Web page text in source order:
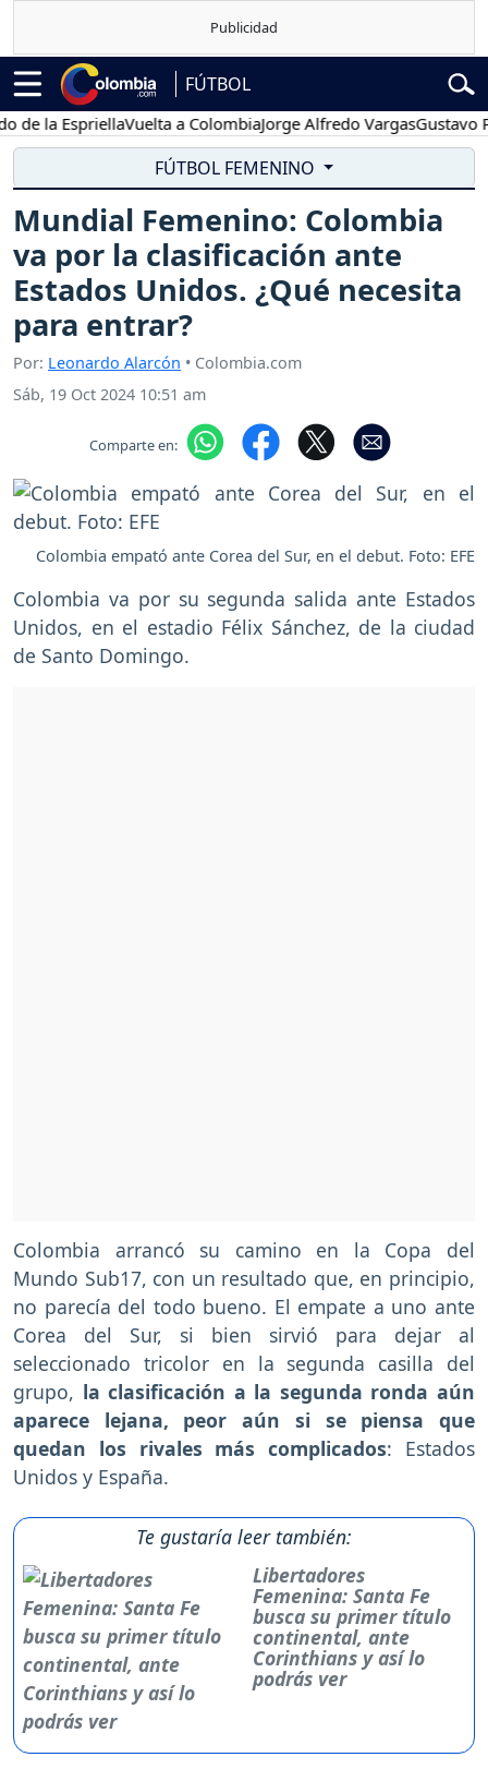
FÚTBOL
EspriellaVuelta a ColombiaJorge Alfredo VargasGustavo Petro
FÚTBOL FEMENINO
Mundial Femenino: Colombia
va por la clasificación ante
Estados Unidos. ¿Qué necesita
para entrar?
Por: Leonardo Alarcón • Colombia.com
Sáb, 19 Oct 2024 10:51 am
Comparte en:
Colombia empató ante Corea del Sur, en el debut. Foto: EFE
Colombia va por su segunda salida ante Estados
Unidos, en el estadio Félix Sánchez, de la ciudad
de Santo Domingo.
Colombia arrancó su camino en la Copa del
Mundo Sub17, con un resultado que, en principio,
no parecía del todo bueno. El empate a uno ante
Corea del Sur, si bien sirvió para dejar al
seleccionado tricolor en la segunda casilla del
grupo, la clasificación a la segunda ronda aún
aparece lejana, peor aún si se piensa que
quedan los rivales más complicados: Estados
Unidos y España.
Te gustaría leer también:
Libertadores
Femenina: Santa Fe
busca su primer título
continental, ante
Corinthians y así lo
podrás ver